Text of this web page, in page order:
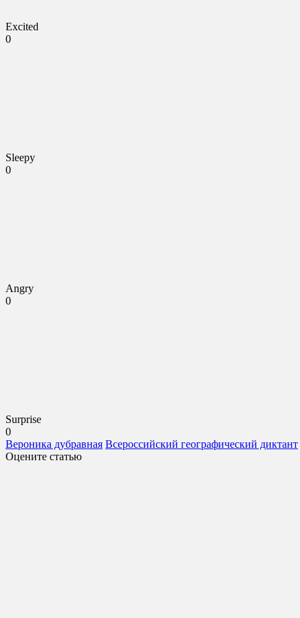
Excited
0
Sleepy
0
Angry
0
Surprise
0
Вероника дубравная Всероссийский географический диктант
Оцените статью